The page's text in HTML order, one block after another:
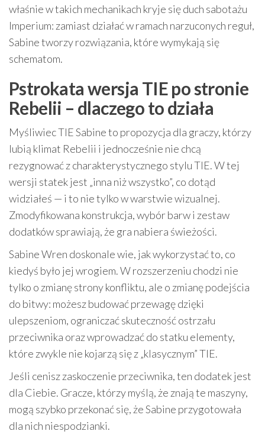
właśnie w takich mechanikach kryje się duch sabotażu
Imperium: zamiast działać w ramach narzuconych reguł,
Sabine tworzy rozwiązania, które wymykają się
schematom.
Pstrokata wersja TIE po stronie
Rebelii – dlaczego to działa
Myśliwiec TIE Sabine to propozycja dla graczy, którzy
lubią klimat Rebelii i jednocześnie nie chcą
rezygnować z charakterystycznego stylu TIE. W tej
wersji statek jest „inna niż wszystko”, co dotąd
widziałeś — i to nie tylko w warstwie wizualnej.
Zmodyfikowana konstrukcja, wybór barw i zestaw
dodatków sprawiają, że gra nabiera świeżości.
Sabine Wren doskonale wie, jak wykorzystać to, co
kiedyś było jej wrogiem. W rozszerzeniu chodzi nie
tylko o zmianę strony konfliktu, ale o zmianę podejścia
do bitwy: możesz budować przewagę dzięki
ulepszeniom, ograniczać skuteczność ostrzału
przeciwnika oraz wprowadzać do statku elementy,
które zwykle nie kojarzą się z „klasycznym” TIE.
Jeśli cenisz zaskoczenie przeciwnika, ten dodatek jest
dla Ciebie. Gracze, którzy myślą, że znają te maszyny,
mogą szybko przekonać się, że Sabine przygotowała
dla nich niespodzianki.